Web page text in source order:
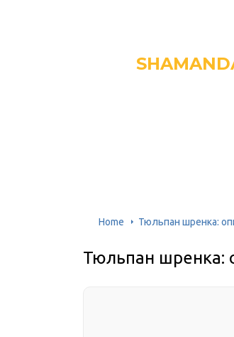
Home Тюльпан шренка:
Тюльпан шренка: